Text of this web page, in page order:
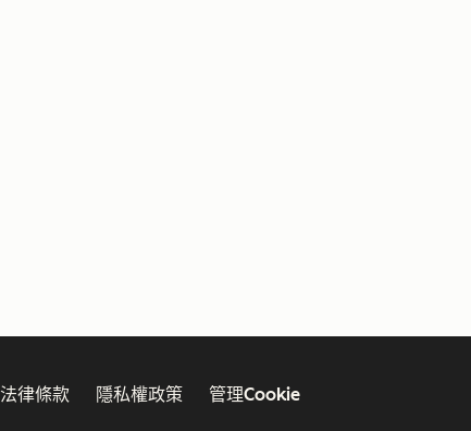
法律條款 隱私權政策 管理Cookie